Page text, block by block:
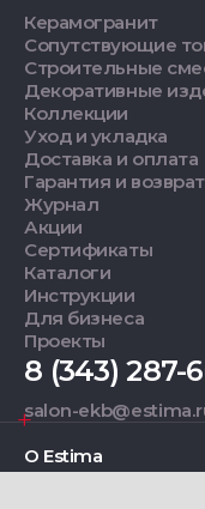
Керамогранит
Сопутствующие
Строительные
Декоративные
Коллекции
Уход и укладка
Доставка и оплата
Гарантия и возврат
Журнал
Акции
Сертификаты
Каталоги
Инструкции
Для бизнеса
Проекты
8 (343) 287-
salon-
О Estima